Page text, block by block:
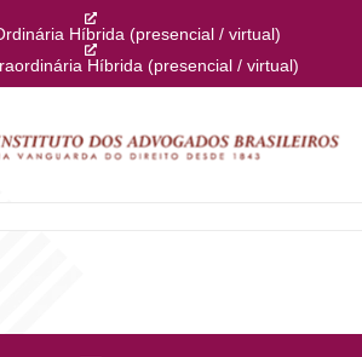
Híbrida (presencial / virtual)
Híbrida (presencial / virtual)